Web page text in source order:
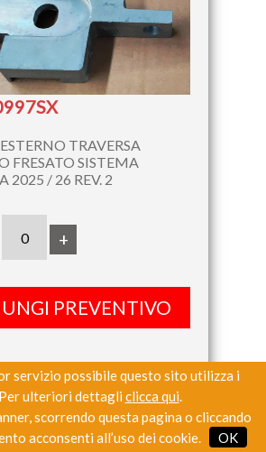
servizio possibile questo sito utilizza i
ulteriori dettagli clicca qui.
scorrendo questa pagina o cliccando
acconsenti all’uso dei cookie.
OK
TRAVERSA
FRESATO SISTEMA
2025 / 26 REV. 2
+
PREVENTIVO